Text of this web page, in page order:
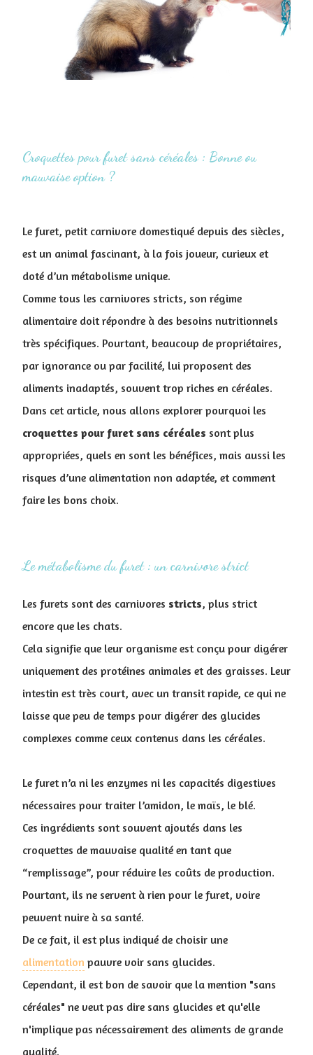
Croquettes pour furet sans céréales : Bonne ou
mauvaise option ?
Le furet, petit carnivore domestiqué depuis des siècles,
est un animal fascinant, à la fois joueur, curieux et
doté d’un métabolisme unique.
Comme tous les carnivores stricts, son régime
alimentaire doit répondre à des besoins nutritionnels
très spécifiques. Pourtant, beaucoup de propriétaires,
par ignorance ou par facilité, lui proposent des
aliments inadaptés, souvent trop riches en céréales.
Dans cet article, nous allons explorer pourquoi les
croquettes pour furet sans céréales sont plus
appropriées, quels en sont les bénéfices, mais aussi les
risques d’une alimentation non adaptée, et comment
faire les bons choix.
Le métabolisme du furet : un carnivore strict
Les furets sont des carnivores stricts, plus strict
encore que les chats.
Cela signifie que leur organisme est conçu pour digérer
uniquement des protéines animales et des graisses. Leur
intestin est très court, avec un transit rapide, ce qui ne
laisse que peu de temps pour digérer des glucides
complexes comme ceux contenus dans les céréales.
Le furet n’a ni les enzymes ni les capacités digestives
nécessaires pour traiter l’amidon, le maïs, le blé.
Ces ingrédients sont souvent ajoutés dans les
croquettes de mauvaise qualité en tant que
“remplissage”, pour réduire les coûts de production.
Pourtant, ils ne servent à rien pour le furet, voire
peuvent nuire à sa santé.
De ce fait, il est plus indiqué de choisir une
alimentation pauvre voir sans glucides.
Cependant, il est bon de savoir que la mention "sans
céréales" ne veut pas dire sans glucides et qu'elle
n'implique pas nécessairement des aliments de grande
qualité.